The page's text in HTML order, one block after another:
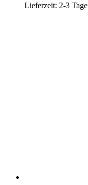
Lieferzeit: 2-3 Tage